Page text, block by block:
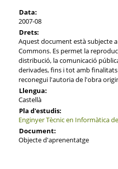
Data:
2007-08
Drets:
Aquest document està subjecte
Commons. Es permet la
distribució, la comunicació
derivades, fins i tot amb
reconegui l'autoria de l'obra
Llengua:
Castellà
Pla d'estudis:
Enginyer Tècnic en Informàtica
Document:
Objecte d'aprenentatge